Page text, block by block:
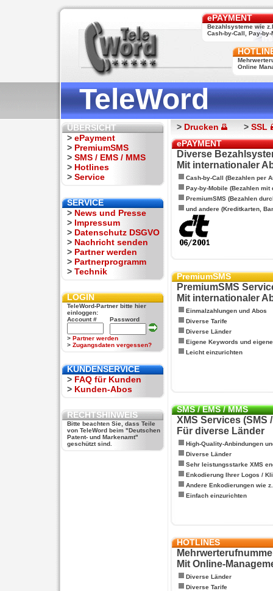
ePAYMENT
Bezahlsysteme wie
Cash-by-Call, Pay-by-
Online
TeleWord
ÜBERSICHT
> ePayment
> PremiumSMS
> SMS / EMS / MMS
> Hotlines
> Service
SERVICE
> News und Presse
> Impressum
> Datenschutz DSGVO
> Nachricht senden
> Partner werden
> Partnerprogramm
> Technik
LOGIN
TeleWord-Partner bitte hier
einloggen:
Account #
Password
> Partner werden
> Zugangsdaten vergessen?
KUNDENSERVICE
> FAQ für Kunden
> Kunden-Abos
RECHTSHINWEIS
Bitte beachten Sie, dass Teile
von TeleWord beim "Deutschen
Patent- und Markenamt"
geschützt sind.
> Drucken > SSL
ePAYMENT
Diverse
Mit internationaler
Cash-by-Call (Bezahlen per
Pay-by-Mobile (Bezahlen mit
PremiumSMS (Bezahlen
und andere (Kreditkarten,
PremiumSMS
PremiumSMS
Mit internationaler
Einmalzahlungen und Abos
Diverse Tarife
Diverse Länder
Eigene Keywords und
Leicht einzurichten
SMS / EMS / MMS
XMS Services (SMS
Für diverse Länder
High-Quality-Anbindungen
Diverse Länder
Sehr leistungsstarke XMS
Enkodierung Ihrer Logos /
Andere Enkodierungen wie
Einfach einzurichten
HOTLINES
Mit Online-
Diverse Länder
Diverse Tarife